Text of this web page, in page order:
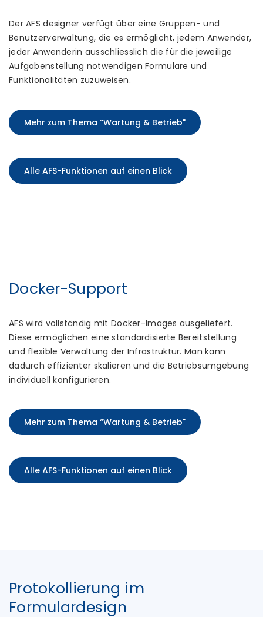
Der AFS designer verfügt über eine Gruppen- und
Benutzerverwaltung, die es ermöglicht, jedem Anwender,
jeder Anwenderin ausschliesslich die für die jeweilige
Aufgabenstellung notwendigen Formulare und
Funktionalitäten zuzuweisen.
Mehr zum Thema “Wartung & Betrieb"
Alle AFS-Funktionen auf einen Blick
Docker-Support
AFS wird vollständig mit Docker-Images ausgeliefert.
Diese ermöglichen eine standardisierte Bereitstellung
und flexible Verwaltung der Infrastruktur. Man kann
dadurch effizienter skalieren und die Betriebsumgebung
individuell konfigurieren.
Mehr zum Thema “Wartung & Betrieb"
Alle AFS-Funktionen auf einen Blick
Protokollierung im
Formulardesign